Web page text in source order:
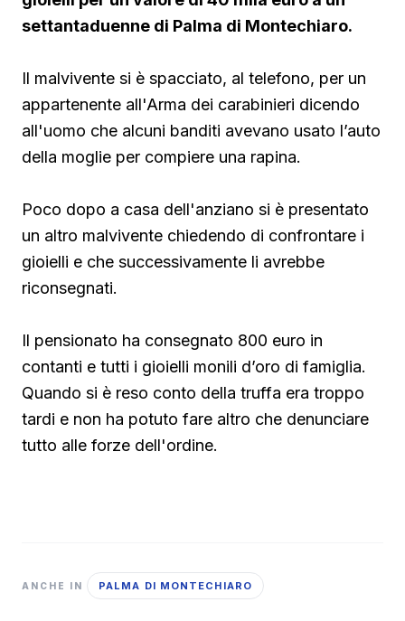
settantaduenne di Palma di Montechiaro.
Il malvivente si è spacciato, al telefono, per un
appartenente all'Arma dei carabinieri dicendo
all'uomo che alcuni banditi avevano usato l’auto
della moglie per compiere una rapina.
Poco dopo a casa dell'anziano si è presentato
un altro malvivente chiedendo di confrontare i
gioielli e che successivamente li avrebbe
riconsegnati.
Il pensionato ha consegnato 800 euro in
contanti e tutti i gioielli monili d’oro di famiglia.
Quando si è reso conto della truffa era troppo
tardi e non ha potuto fare altro che denunciare
tutto alle forze dell'ordine.
ANCHE IN PALMA DI MONTECHIARO